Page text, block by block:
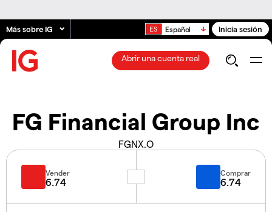
Más sobre IG Español Inicia sesión
Abrir una cuenta real
FG Financial Group Inc
FGNX.O
Vender
6.74
Comprar
6.74